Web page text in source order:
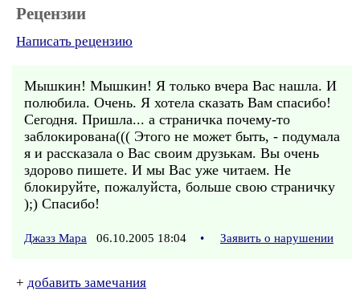
Рецензии
Написать рецензию
Мышкин! Мышкин! Я только вчера Вас нашла. И
полюбила. Очень. Я хотела сказать Вам спасибо!
Сегодня. Пришла... а страничка почему-то
заблокирована((( Этого не может быть, - подумала
я и рассказала о Вас своим друзькам. Вы очень
здорово пишете. И мы Вас уже читаем. Не
блокируйте, пожалуйста, больше свою страничку
);) Спасибо!
Джазз Мара 06.10.2005 18:04 • Заявить о нарушении
+ добавить замечания